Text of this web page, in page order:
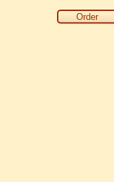
Order